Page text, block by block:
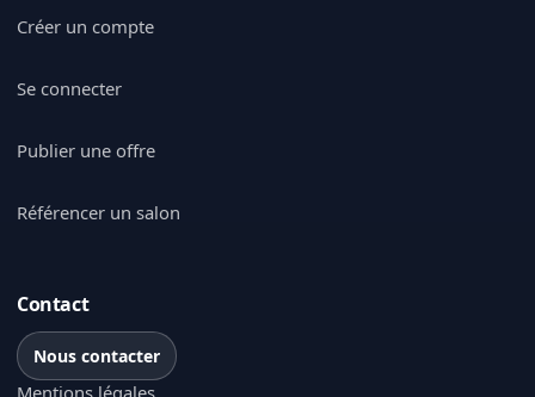
Créer un compte
Se connecter
Publier une offre
Référencer un salon
Contact
Nous contacter